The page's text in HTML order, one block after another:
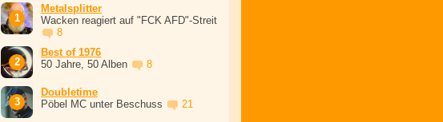
Metalsplitter
Wacken reagiert auf "FCK AFD"-Streit
8
Best of 1976
50 Jahre, 50 Alben
8
Doubletime
Pöbel MC unter Beschuss
21